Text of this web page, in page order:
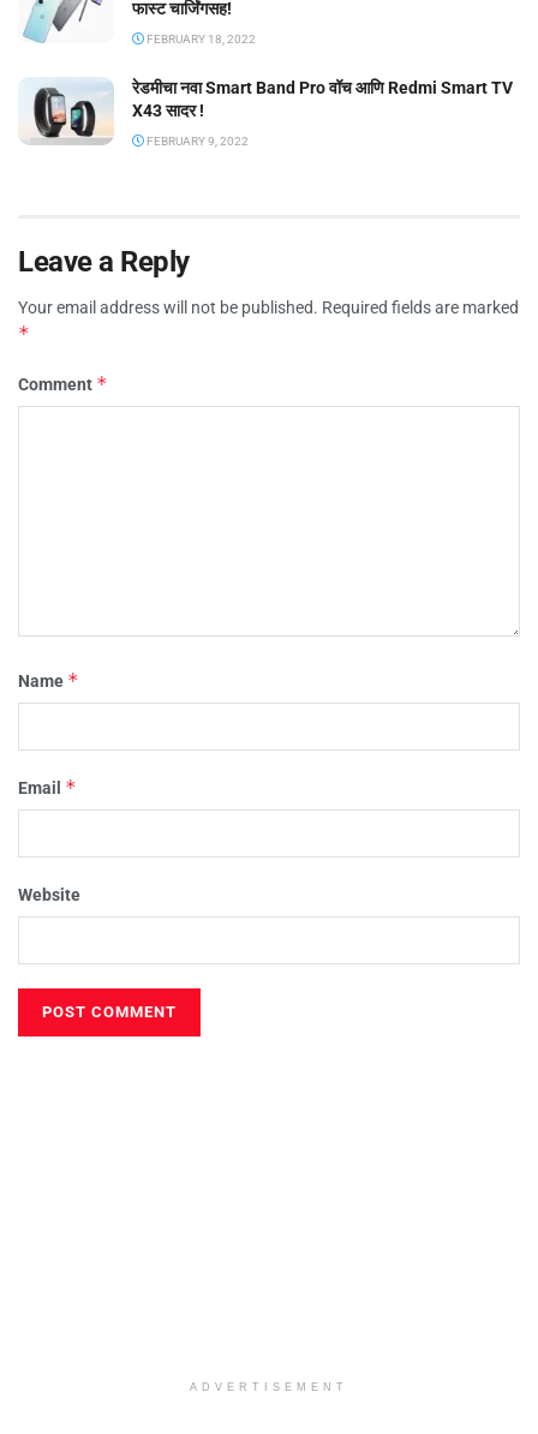
फास्ट चार्जिंगसह!
FEBRUARY 18, 2022
रेडमीचा नवा Smart Band Pro वॉच आणि Redmi Smart TV
X43 सादर !
FEBRUARY 9, 2022
Leave a Reply
Your email address will not be published. Required fields are marked
*
Comment *
Name *
Email *
Website
ADVERTISEMENT